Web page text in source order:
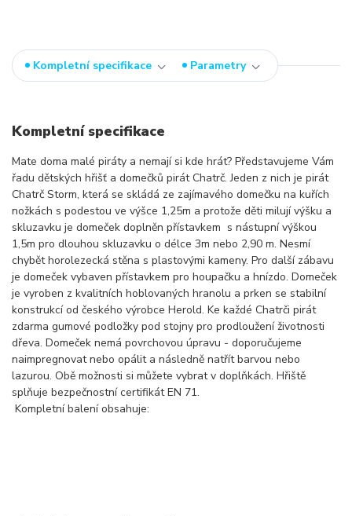
Kompletní specifikace Parametry
Kompletní specifikace
Mate doma malé piráty a nemají si kde hrát? Představujeme Vám
řadu dětských hřišť a domečků pirát Chatrč. Jeden z nich je pirát
Chatrč Storm, která se skládá ze zajímavého domečku na kuřích
nožkách s podestou ve výšce 1,25m a protože děti milují výšku a
skluzavku je domeček doplněn přístavkem s nástupní výškou
1,5m pro dlouhou skluzavku o délce 3m nebo 2,90 m. Nesmí
chybět horolezecká stěna s plastovými kameny. Pro další zábavu
je domeček vybaven přístavkem pro houpačku a hnízdo. Domeček
je vyroben z kvalitních hoblovaných hranolu a prken se stabilní
konstrukcí od českého výrobce Herold. Ke každé Chatrči pirát
zdarma gumové podložky pod stojny pro prodloužení životnosti
dřeva. Domeček nemá povrchovou úpravu - doporučujeme
naimpregnovat nebo opálit a následně natřít barvou nebo
lazurou. Obě možnosti si můžete vybrat v doplňkách. Hřiště
splňuje bezpečnostní certifikát EN 71.
Kompletní balení obsahuje: